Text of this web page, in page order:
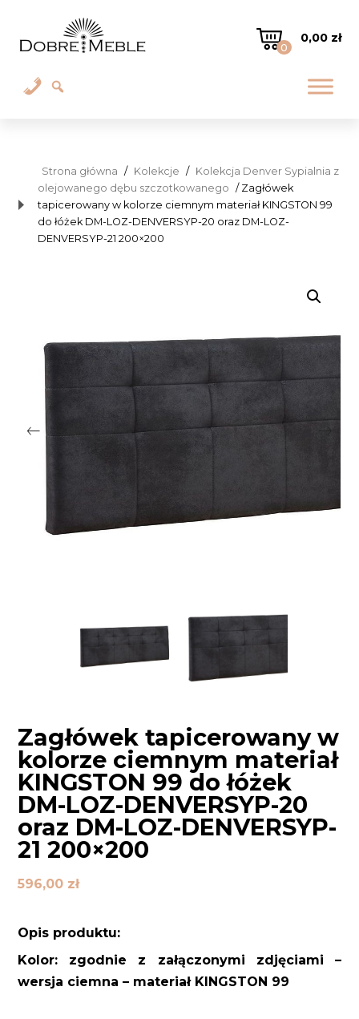
0
0,00 zł
Strona główna / Kolekcje / Kolekcja Denver Sypialnia z
olejowanego dębu szczotkowanego / Zagłówek
tapicerowany w kolorze ciemnym materiał KINGSTON 99
do łóżek DM-LOZ-DENVERSYP-20 oraz DM-LOZ-
DENVERSYP-21 200×200
Zagłówek tapicerowany w
kolorze ciemnym materiał
KINGSTON 99 do łóżek
DM-LOZ-DENVERSYP-20
oraz DM-LOZ-DENVERSYP-
21 200×200
596,00 zł
Opis produktu:
Kolor: zgodnie z załączonymi zdjęciami –
wersja ciemna – materiał KINGSTON 99